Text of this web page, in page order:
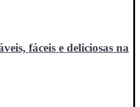
fáceis e deliciosas na